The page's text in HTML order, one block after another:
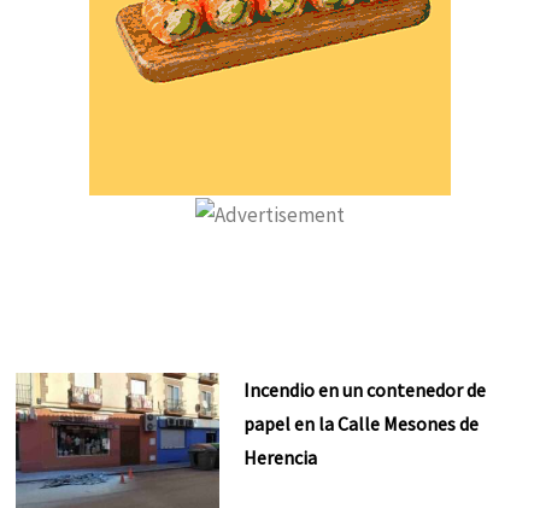
Incendio en un contenedor de
papel en la Calle Mesones de
Herencia